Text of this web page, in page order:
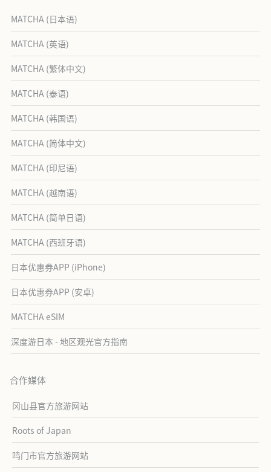
MATCHA (日本语)
MATCHA (英语)
MATCHA (繁体中文)
MATCHA (泰语)
MATCHA (韩国语)
MATCHA (简体中文)
MATCHA (印尼语)
MATCHA (越南语)
MATCHA (简单日语)
MATCHA (西班牙语)
日本优惠券APP (iPhone)
日本优惠券APP (安卓)
MATCHA eSIM
深度游日本 - 地区观光官方指南
合作媒体
冈山县官方旅游网站
Roots of Japan
鸣门市官方旅游网站